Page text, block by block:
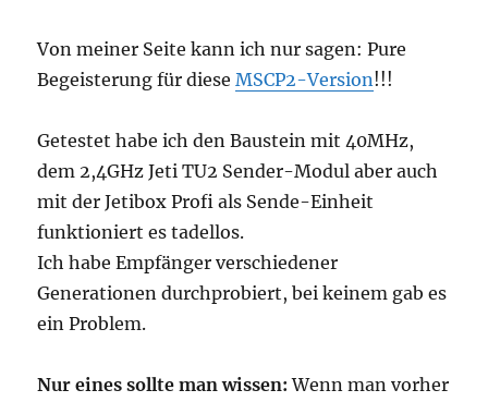
Von meiner Seite kann ich nur sagen: Pure
Begeisterung für dieseMSCP2-Version!!!
Getestet habe ich den Baustein mit 40MHz,
dem 2,4GHz Jeti TU2 Sender-Modul aber auch
mit der Jetibox Profi als Sende-Einheit
funktioniert es tadellos.
Ich habe Empfänger verschiedener
Generationen durchprobiert, bei keinem gab es
ein Problem.
Nur eines sollte man wissen: Wenn man vorher